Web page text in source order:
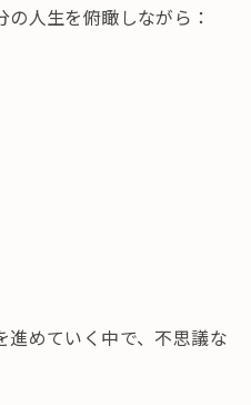
人生を俯瞰しながら：
めていく中で、不思議な